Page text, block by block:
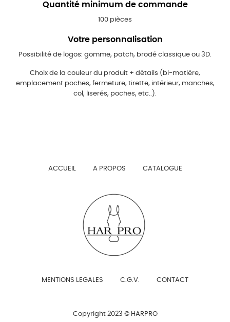
Quantité minimum de commande
100 pièces
Votre personnalisation
Possibilité de logos: gomme, patch, brodé classique ou 3D.
Choix de la couleur du produit + détails (bi-matière,
emplacement poches, fermeture, tirette, intérieur, manches,
col, liserés, poches, etc..).
ACCUEIL A PROPOS CATALOGUE
MENTIONS LEGALES C.G.V. CONTACT
Copyright 2023 © HARPRO